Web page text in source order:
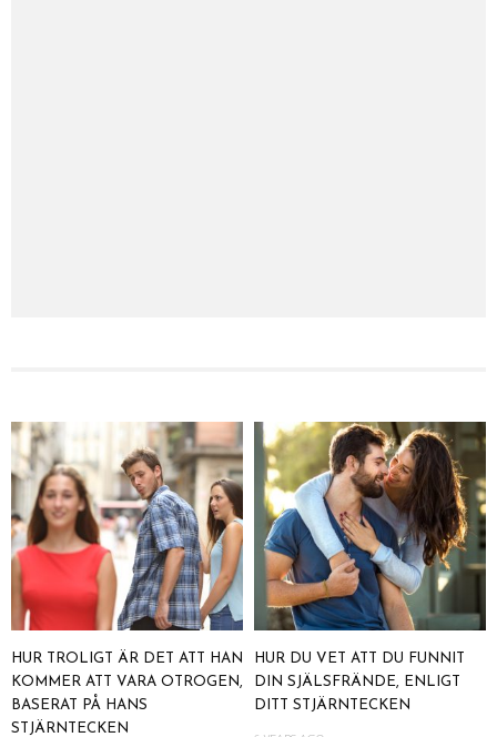
HUR TROLIGT ÄR DET ATT HAN
KOMMER ATT VARA OTROGEN,
BASERAT PÅ HANS
STJÄRNTECKEN
HUR DU VET ATT DU FUNNIT
DIN SJÄLSFRÄNDE, ENLIGT
DITT STJÄRNTECKEN